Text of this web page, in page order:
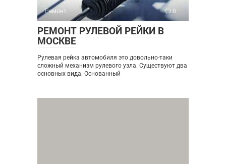
Ремонт 0
РЕМОНТ РУЛЕВОЙ РЕЙКИ В
МОСКВЕ
Рулевая рейка автомобиля это довольно-таки
сложный механизм рулевого узла. Существуют два
основных вида: Основанный